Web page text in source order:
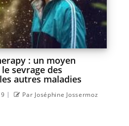
: un moyen
sevrage des
autres maladies
| Par Joséphine Jossermoz